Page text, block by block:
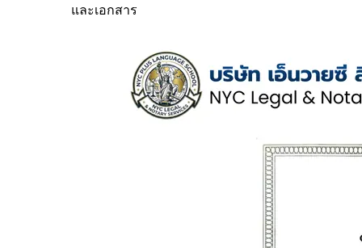
และเอกสาร